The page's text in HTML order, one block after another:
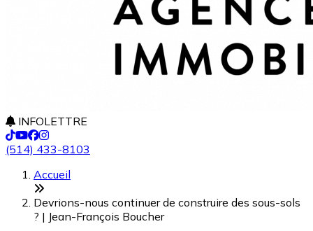
INFOLETTRE
(514) 433-8103
Accueil
Devrions-nous continuer de construire des sous-sols
? | Jean-François Boucher